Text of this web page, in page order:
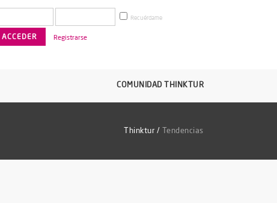
Recuérdame
Registrarse
COMUNIDAD THINKTUR
Thinktur / Tendencias